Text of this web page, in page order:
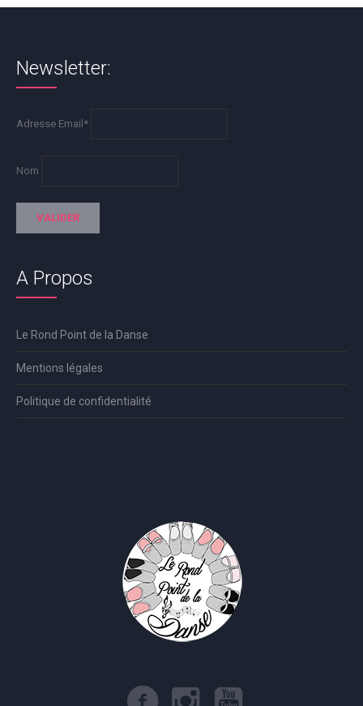
Newsletter:
Adresse Email*
Nom
A Propos
Le Rond Point de la Danse
Mentions légales
Politique de confidentialité